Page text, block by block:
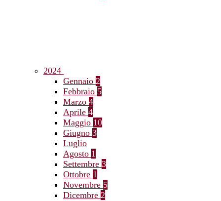
2024
Gennaio 2
Febbraio 5
Marzo 4
Aprile 4
Maggio 10
Giugno 3
Luglio
Agosto 1
Settembre 3
Ottobre 1
Novembre 5
Dicembre 2